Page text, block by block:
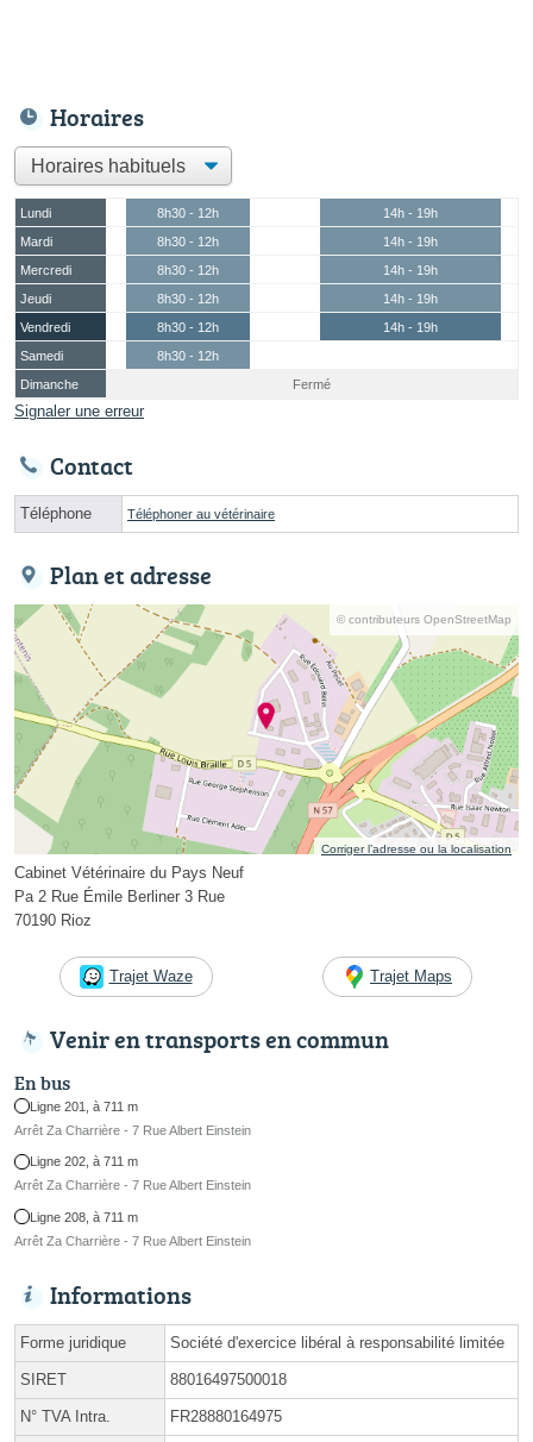
Horaires
Lundi 8h30 - 12h
14h - 19h
Mardi
8h30 - 12h
14h - 19h
Mercredi
8h30 - 12h
14h - 19h
Jeudi
8h30 - 12h
14h - 19h
Vendredi
8h30 - 12h
14h - 19h
Samedi
8h30 - 12h
Dimanche
Fermé
Signaler une erreur
Contact
Téléphone Téléphoner au vétérinaire
Plan et adresse
© contributeurs OpenStreetMap
Corriger l’adresse ou la localisation
Cabinet Vétérinaire du Pays Neuf
Pa 2 Rue Émile Berliner 3 Rue
70190 Rioz
Trajet Waze Trajet Maps
Venir en transports en commun
En bus
Ligne 201, à 711 m
Arrêt Za Charrière - 7 Rue Albert Einstein
Ligne 202, à 711 m
Arrêt Za Charrière - 7 Rue Albert Einstein
Ligne 208, à 711 m
Arrêt Za Charrière - 7 Rue Albert Einstein
Informations
Forme juridique Société d'exercice libéral à responsabilité limitée
SIRET 88016497500018
N° TVA Intra. FR28880164975